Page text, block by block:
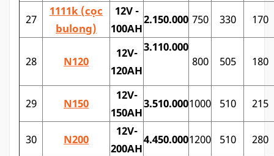
27
1111k (cọc
bulong)
12V -
100AH
2.150.000 750 330 170
28 N120
12V-
120AH
3.110.000
800
505 180
29 N150
12V-
150AH
3.510.0001000 510 215
30 N200
12V-
200AH
4.450.0001200 510 280